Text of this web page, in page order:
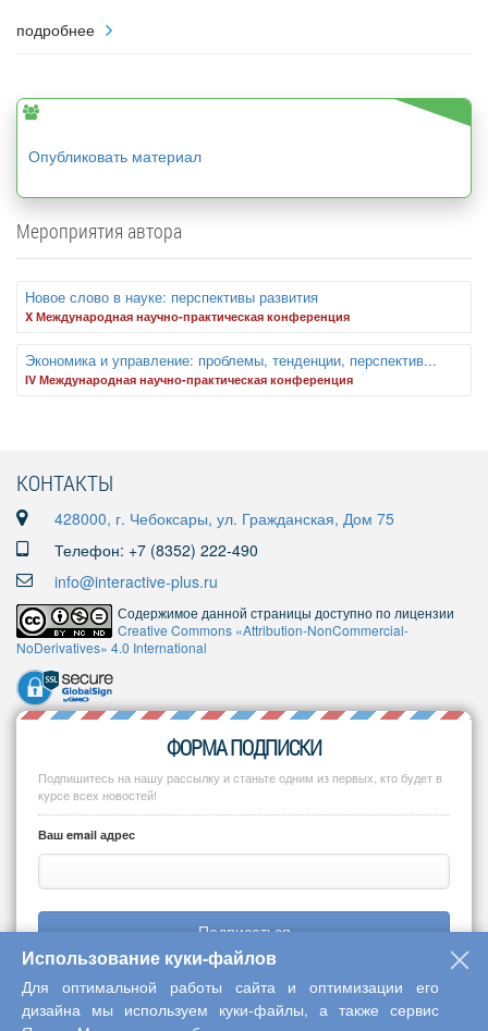
подробнее
Опубликовать материал
Мероприятия автора
Новое слово в науке: перспективы развития
X Международная научно-практическая конференция
Экономика и управление: проблемы, тенденции, перспектив...
IV Международная научно-практическая конференция
КОНТАКТЫ
428000, г. Чебоксары, ул. Гражданская, Дом 75
Телефон: +7 (8352) 222-490
info@interactive-plus.ru
Содержимое данной страницы доступно по лицензии
Creative Commons «Attribution-NonCommercial-
NoDerivatives» 4.0 International
ФОРМА ПОДПИСКИ
Подпишитесь на нашу рассылку и станьте одним из первых, кто будет в
курсе всех новостей!
Ваш email адрес
Подписаться
Использование куки-файлов
Для оптимальной работы сайта и оптимизации его
дизайна мы используем куки-файлы, а также сервис